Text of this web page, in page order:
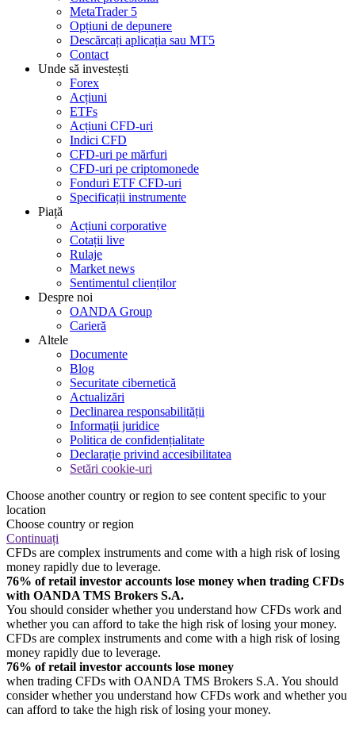
MetaTrader 5
Opțiuni de depunere
Descărcați aplicația sau MT5
Contact
Unde să investești
Forex
Acțiuni
ETFs
Acțiuni CFD-uri
Indici CFD
CFD-uri pe mărfuri
CFD-uri pe criptomonede
Fonduri ETF CFD-uri
Specificații instrumente
Piață
Acțiuni corporative
Cotații live
Rulaje
Market news
Sentimentul clienților
Despre noi
OANDA Group
Carieră
Altele
Documente
Blog
Securitate cibernetică
Actualizări
Declinarea responsabilității
Informații juridice
Politica de confidențialitate
Declarație privind accesibilitatea
Setări cookie-uri
Choose another country or region to see content specific to your
location
Choose country or region
Continuați
CFDs are complex instruments and come with a high risk of losing
money rapidly due to leverage.
76% of retail investor accounts lose money when trading CFDs
with OANDA TMS Brokers S.A.
You should consider whether you understand how CFDs work and
whether you can afford to take the high risk of losing your money.
CFDs are complex instruments and come with a high risk of losing
money rapidly due to leverage.
76% of retail investor accounts lose money
when trading CFDs with OANDA TMS Brokers S.A. You should
consider whether you understand how CFDs work and whether you
can afford to take the high risk of losing your money.